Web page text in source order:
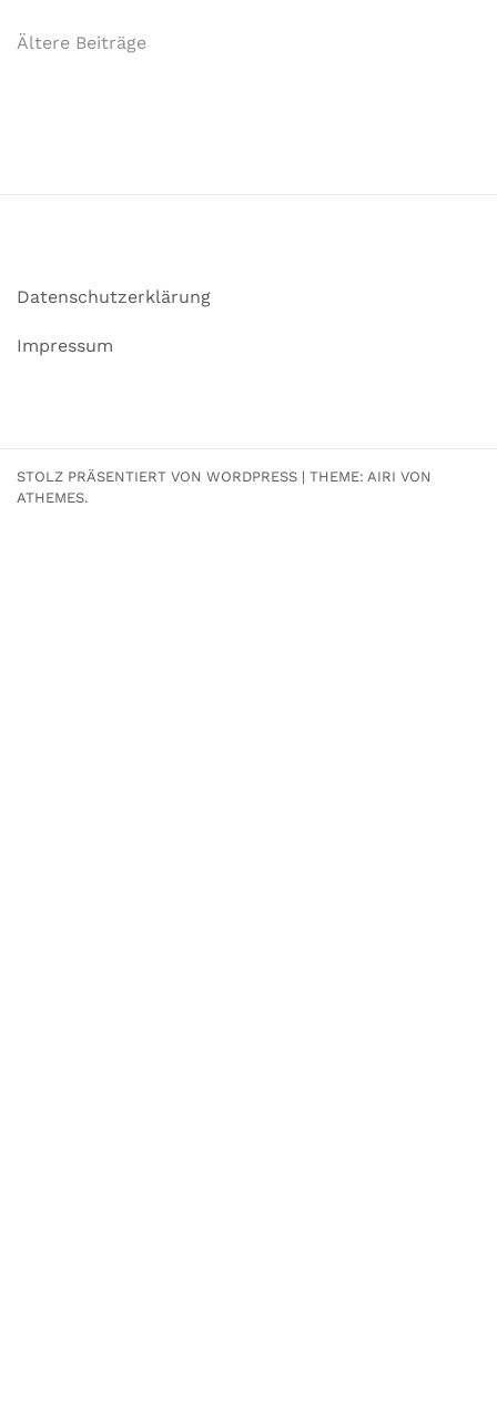
Ältere Beiträge
Datenschutzerklärung
Impressum
STOLZ PRÄSENTIERT VON WORDPRESS | THEME: AIRI VON
ATHEMES.